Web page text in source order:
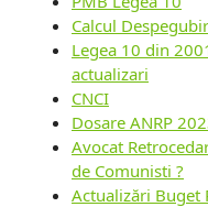
Calcul
Legea 10 din
actualizari
CNCI
Dosare ANRP
Avocat
de Comunisti ?
Actualizări Buget